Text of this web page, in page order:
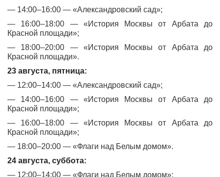
— 14:00–16:00 — «Александровский сад»;
— 16:00–18:00 — «История Москвы от Арбата до
Красной площади»;
— 18:00–20:00 — «История Москвы от Арбата до
Красной площади».
23 августа, пятница:
— 12:00–14:00 — «Александровский сад»;
— 14:00–16:00 — «История Москвы от Арбата до
Красной площади»;
— 16:00–18:00 — «История Москвы от Арбата до
Красной площади»;
— 18:00–20:00 — «Флаги над Белым домом».
24 августа, суббота:
— 12:00–14:00 — «Флаги над Белым домом»;